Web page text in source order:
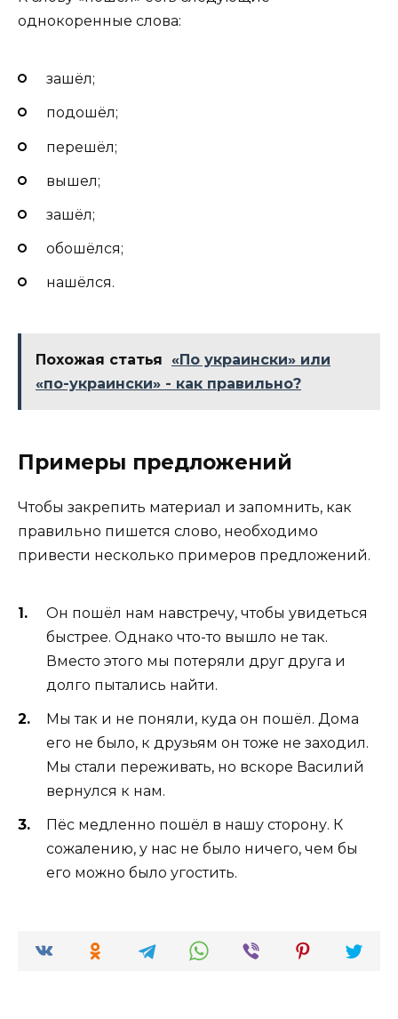
однокоренные слова:
зашёл;
подошёл;
перешёл;
вышел;
зашёл;
обошёлся;
нашёлся.
Похожая статья
«По украински» или
«по-украински» - как правильно?
Примеры предложений
Чтобы закрепить материал и запомнить, как
правильно пишется слово, необходимо
привести несколько примеров предложений.
Он пошёл нам навстречу, чтобы увидеться
быстрее. Однако что-то вышло не так.
Вместо этого мы потеряли друг друга и
долго пытались найти.
Мы так и не поняли, куда он пошёл. Дома
его не было, к друзьям он тоже не заходил.
Мы стали переживать, но вскоре Василий
вернулся к нам.
Пёс медленно пошёл в нашу сторону. К
сожалению, у нас не было ничего, чем бы
его можно было угостить.